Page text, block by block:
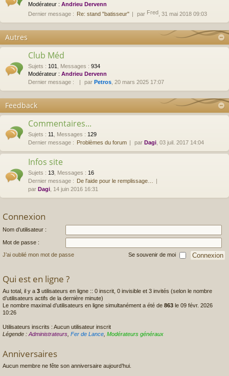
Modérateur : Andrieu Dervenn
Dernier message : Re: stand "batisseur" par Fred , 31 mai 2018 09:03
Autres
Club Méd
Sujets : 101 Messages : 934
Modérateur : Andrieu Dervenn
Dernier message :
par Petros , 20 mars 2025 17:07
Feedback
Commentaires...
Sujets : 11 Messages : 129
Dernier message : Problèmes du forum par Dagi , 03 juil. 2017 14:04
Infos site
Sujets : 13 Messages : 16
Dernier message : De l'aide pour le remplissage…
par Dagi , 14 juin 2016 16:31
Connexion
Nom d’utilisateur :
Mot de passe :
J’ai oublié mon mot de passe Se souvenir de moi
Qui est en ligne ?
Au total, il y a 3 utilisateurs en ligne :: 0 inscrit, 0 invisible et 3 invités (selon le nombre
d’utilisateurs actifs de la dernière minute)
Le nombre maximal d’utilisateurs en ligne simultanément a été de 863 le 09 févr. 2026
10:26
Utilisateurs inscrits : Aucun utilisateur inscrit
Légende : Administrateurs Fer de Lance Modérateurs généraux
Anniversaires
Aucun membre ne fête son anniversaire aujourd’hui.